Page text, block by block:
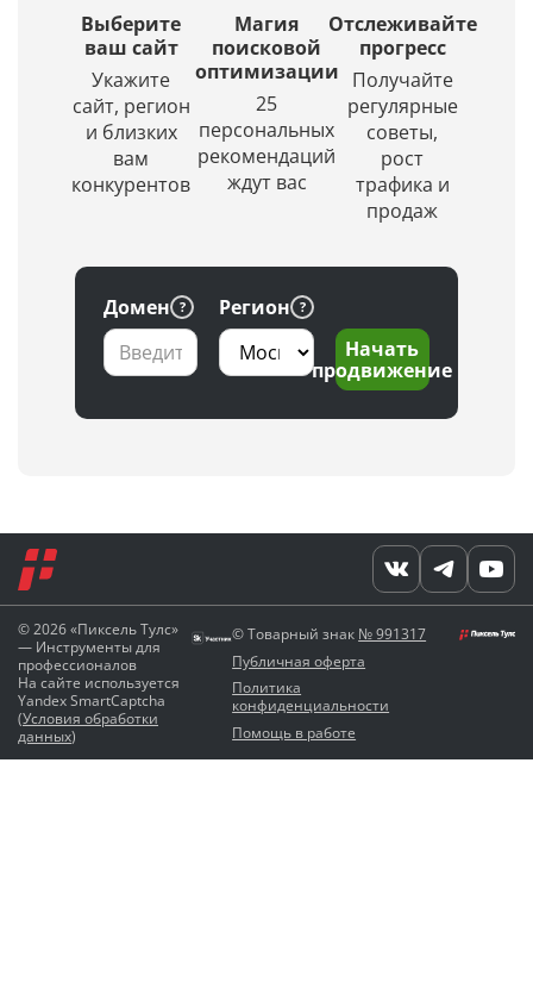
выбором
региона
заданной
глубине
проверки
создаст
красивое
и
уникальное
изображение.
Выберите
ваш сайт
Укажите
сайт, регион
и близких
вам
конкурентов
Магия
поисковой
оптимизации
25
персональных
рекомендаций
ждут вас
Отслеживайте
прогресс
Получайте
регулярные
советы,
рост
трафика и
продаж
Домен
Регион
Начать
продвижение
© 2026 «Пиксель Тулс»
— Инструменты для
профессионалов
На сайте используется
Yandex SmartCaptcha
(Условия обработки
данных)
© Товарный знак № 991317
Публичная оферта
Политика
конфиденциальности
Помощь в работе